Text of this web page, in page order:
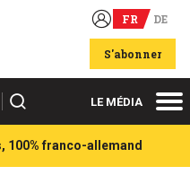
FR DE
S'abonner
Rechercher LE MÉDIA
100% franco-allemand